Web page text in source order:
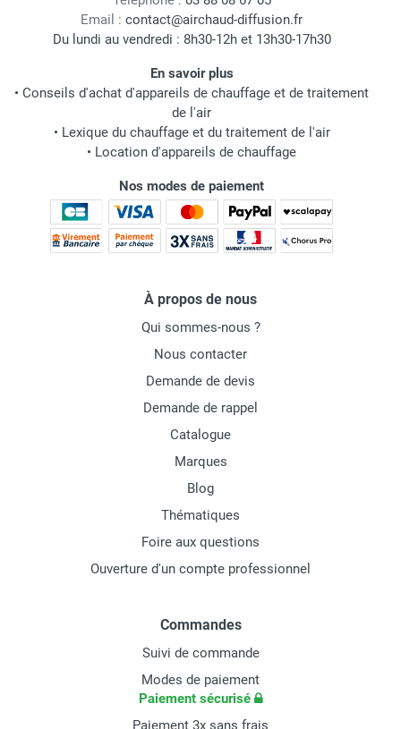
Email : contact@airchaud-diffusion.fr
Du lundi au vendredi : 8h30-12h et 13h30-17h30
En savoir plus
• Conseils d'achat d'appareils de chauffage et de traitement
de l'air
• Lexique du chauffage et du traitement de l'air
• Location d'appareils de chauffage
Nos modes de paiement
À propos de nous
Qui sommes-nous ?
Nous contacter
Demande de devis
Demande de rappel
Catalogue
Marques
Blog
Thématiques
Foire aux questions
Ouverture d'un compte professionnel
Commandes
Suivi de commande
Modes de paiement
Paiement sécurisé
Paiement 3x sans frais